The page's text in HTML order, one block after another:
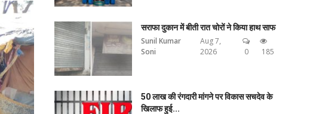
सराफा दुकान में बीती रात चोरों ने किया हाथ साफ
Sunil Kumar
Soni
Aug 7,
2026
0 185
50 लाख की रंगदारी मांगने पर विकास सचदेव के
खिलाफ हुई...